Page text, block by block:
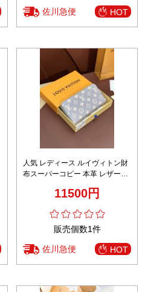
佐川急便 HOT
人気 レディース ルイヴィトン財
布スーパーコピー 本革 レザー
11500円
販売個数1件
佐川急便 HOT